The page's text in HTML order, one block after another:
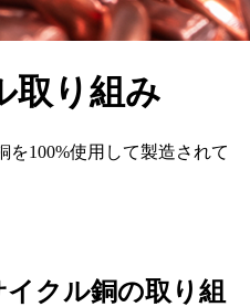
取り組み
を100%使用して製造されて
クル銅の取り組